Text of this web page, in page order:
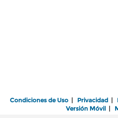
Condiciones de Uso | Privacidad |
Versión Móvil|